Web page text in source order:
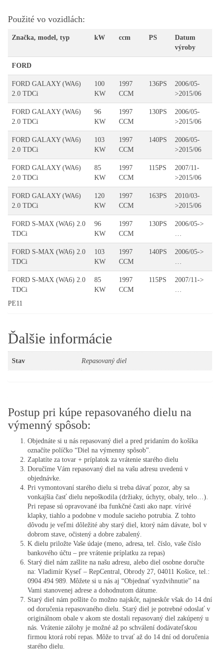
Použité vo vozidlách:
Značka, model, typ kW ccm PS
Datum
výroby
FORD
FORD GALAXY (WA6)
2.0 TDCi
100
KW
1997
CCM
136PS
2006/05-
>2015/06
FORD GALAXY (WA6)
2.0 TDCi
96
KW
1997
CCM
130PS
2006/05-
>2015/06
FORD GALAXY (WA6)
2.0 TDCi
103
KW
1997
CCM
140PS
2006/05-
>2015/06
FORD GALAXY (WA6)
2.0 TDCi
85
KW
1997
CCM
115PS
2007/11-
>2015/06
FORD GALAXY (WA6)
2.0 TDCi
120
KW
1997
CCM
163PS
2010/03-
>2015/06
FORD S-MAX (WA6) 2.0
TDCi
96
KW
1997
CCM
130PS
2006/05->
FORD S-MAX (WA6) 2.0
TDCi
103
KW
1997
CCM
140PS
2006/05->
FORD S-MAX (WA6) 2.0
TDCi
85
KW
1997
CCM
115PS
2007/11->
PE11
Ďalšie informácie
Stav Repasovaný diel
Postup pri kúpe repasovaného dielu na
výmenný spôsob:
Objednáte si u nás repasovaný diel a pred pridaním do košíka
označíte políčko “Diel na výmenny spôsob”.
Zaplatíte za tovar + príplatok za vrátenie starého dielu
Doručíme Vám repasovaný diel na vašu adresu uvedenú v
objednávke.
Pri vymontovaní starého dielu si treba dávať pozor, aby sa
vonkajšia časť dielu nepoškodila (držiaky, úchyty, obaly, telo…).
Pri repase sú opravované iba funkčné časti ako napr. vírivé
klapky, tiahlo a podobne v module sacieho potrubia. Z tohto
dôvodu je veľmi dôležité aby starý diel, ktorý nám dávate, bol v
dobrom stave, očistený a dobre zabalený.
K dielu priložte Vaše údaje (meno, adresa, tel. číslo, vaše číslo
bankového účtu – pre vrátenie príplatku za repas)
Starý diel nám zašlite na našu adresu, alebo diel osobne doručte
na: Vladimír Kyseľ – RepCentral, Obrody 27, 04011 Košice, tel.:
0904 494 989. Môžete si u nás aj “Objednať vyzdvihnutie” na
Vami stanovenej adrese a dohodnutom dátume.
Starý diel nám pošlite čo možno najskôr, najneskôr však do 14 dní
od doručenia repasovaného dielu. Starý diel je potrebné odoslať v
originálnom obale v akom ste dostali repasovaný diel zakúpený u
nás. Vrátenie zálohy je možné až po schválení dodávateľskou
firmou ktorá robí repas. Môže to trvať až do 14 dní od doručenia
starého dielu.